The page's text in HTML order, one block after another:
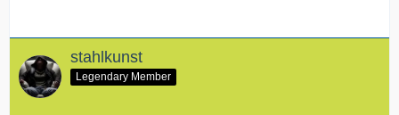
stahlkunst
Legendary Member